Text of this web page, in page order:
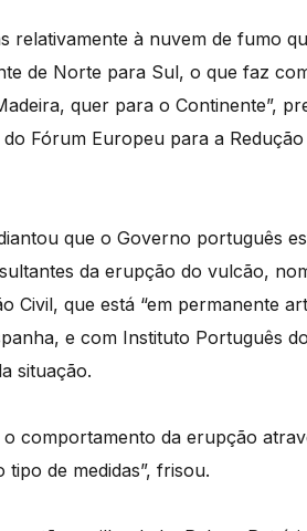
relativamente à nuvem de fumo
de Norte para Sul, o que faz
quer para o Continente”,
Fórum Europeu para a
que o Governo português
da erupção do vulcão,
Civil, que está “em permanente
e com Instituto Português
situação.
comportamento da erupção
tipo de medidas”, frisou.